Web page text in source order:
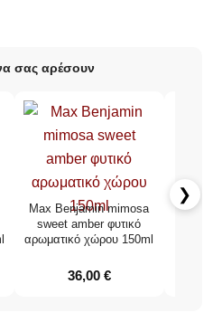
σας αρέσουν
Max Benjamin mimosa
sweet amber φυτικό
αρωματικό χώρου 150ml
36,00 €
Eau de
❯